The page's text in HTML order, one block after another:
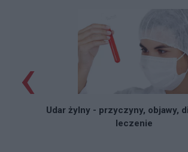
Udar żylny - przyczyny, objawy,
leczenie
‹